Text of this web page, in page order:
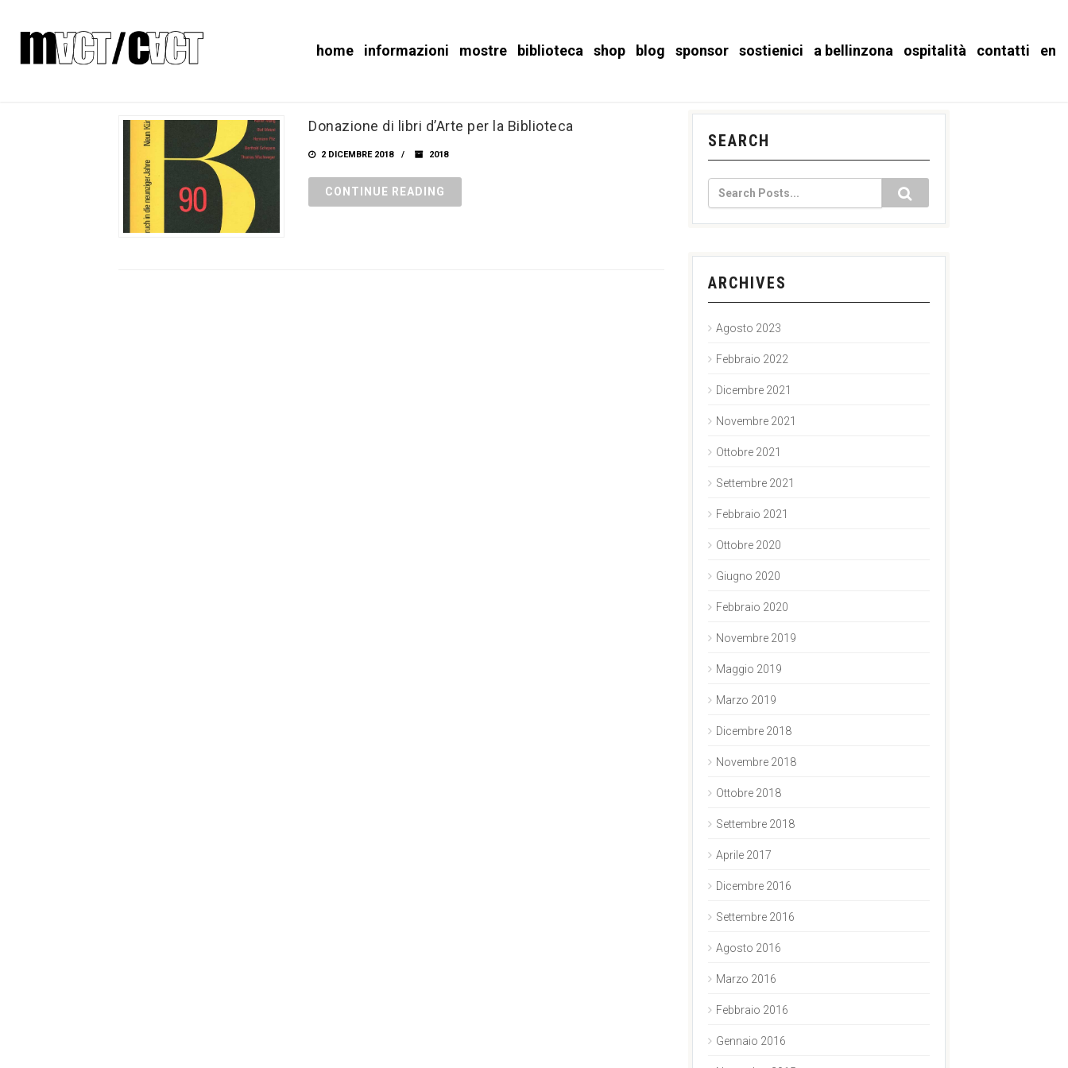
home informazioni mostre biblioteca shop blog sponsor sostienici a bellinzona ospitalità contatti en
Donazione di libri d’Arte per la Biblioteca
2 DICEMBRE 2018 2018
CONTINUE READING
SEARCH
ARCHIVES
Agosto 2023
Febbraio 2022
Dicembre 2021
Novembre 2021
Ottobre 2021
Settembre 2021
Febbraio 2021
Ottobre 2020
Giugno 2020
Febbraio 2020
Novembre 2019
Maggio 2019
Marzo 2019
Dicembre 2018
Novembre 2018
Ottobre 2018
Settembre 2018
Aprile 2017
Dicembre 2016
Settembre 2016
Agosto 2016
Marzo 2016
Febbraio 2016
Gennaio 2016